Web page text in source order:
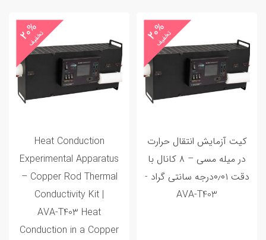
20%
کیت آزمایش انتقال حرارت
در میله مسی – ۸ کانال با
دقت ۰٫۰۱درجه سانتی گراد -
AVA‑T403
20%
Heat Conduction
Experimental Apparatus
– Copper Rod Thermal
Conductivity Kit |
AVA‑T403 Heat
Conduction in a Copper